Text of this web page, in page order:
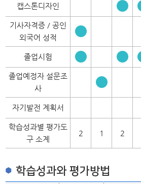
캡스톤디자인
기사자격증 / 공인
외국어 성적
졸업시험
졸업예정자 설문조
사
자기발전 계획서
학습성과별 평가도
구 소계
2 1 2
학습성과와 평가방법